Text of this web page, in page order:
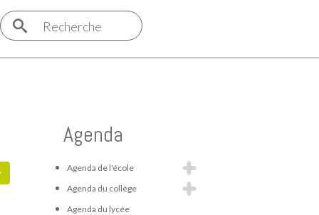
Recherche
Agenda
Agenda de l'école
Agenda du collège
Agenda du lycée